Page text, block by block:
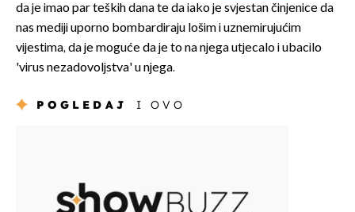
da je imao par teških dana te da iako je svjestan činjenice da
nas mediji uporno bombardiraju lošim i uznemirujućim
vijestima, da je moguće da je to na njega utjecalo i ubacilo
'virus nezadovoljstva' u njega.
POGLEDAJ I OVO